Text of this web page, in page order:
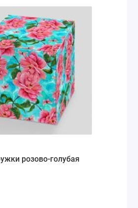
розово-голубая